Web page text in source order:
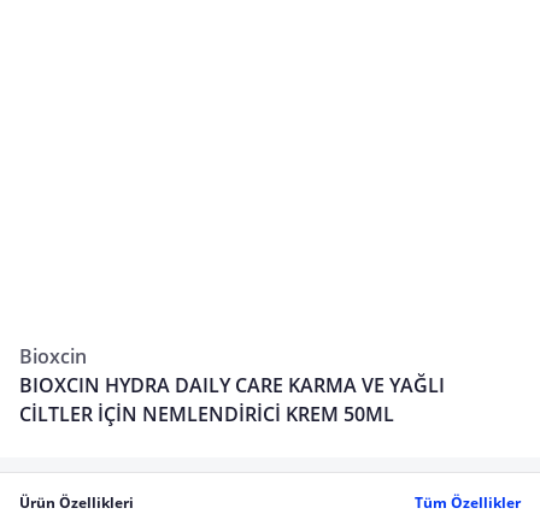
Bioxcin
BIOXCIN HYDRA DAILY CARE KARMA VE YAĞLI
CİLTLER İÇİN NEMLENDİRİCİ KREM 50ML
Ürün Özellikleri
Tüm Özellikler